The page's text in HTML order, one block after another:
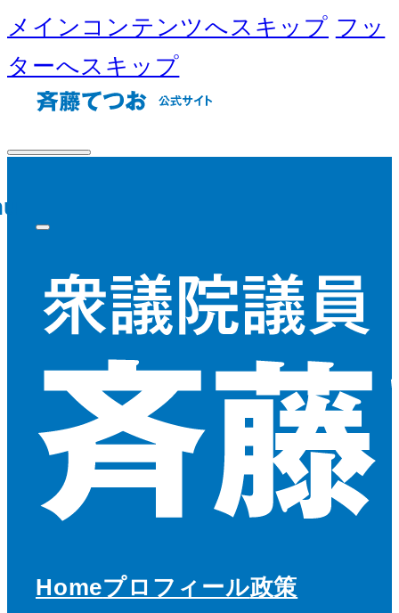
メインコンテンツへスキップ フッ
ターへスキップ
Homeプロフィール政策